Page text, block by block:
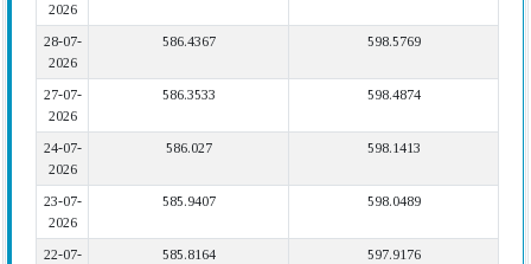
2026
28-07-
2026
586.4367 598.5769
27-07-
2026
586.3533 598.4874
24-07-
2026
586.027 598.1413
23-07-
2026
585.9407 598.0489
22-07-
585.8164 597.9176